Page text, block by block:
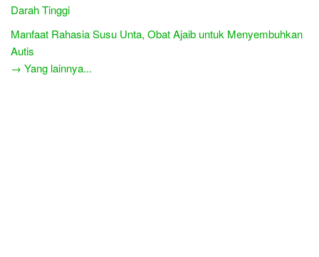
Darah Tinggi
Manfaat Rahasia Susu Unta, Obat Ajaib untuk Menyembuhkan
Autis
→ Yang lainnya...